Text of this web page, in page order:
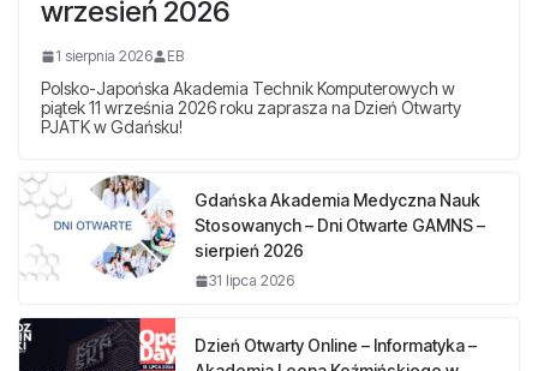
wrzesień 2026
1 sierpnia 2026 EB
Polsko-Japońska Akademia Technik Komputerowych w
piątek 11 września 2026 roku zaprasza na Dzień Otwarty
PJATK w Gdańsku!
Gdańska Akademia Medyczna Nauk
Stosowanych – Dni Otwarte GAMNS –
sierpień 2026
31 lipca 2026
Dzień Otwarty Online – Informatyka –